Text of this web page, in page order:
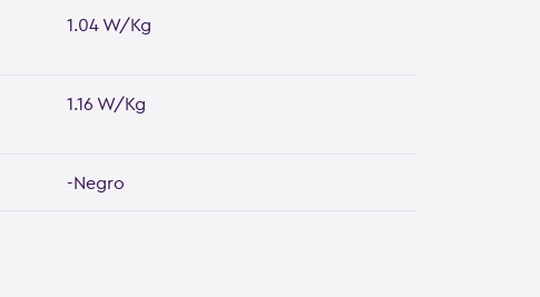
1.04 W/Kg
1.16 W/Kg
-Negro